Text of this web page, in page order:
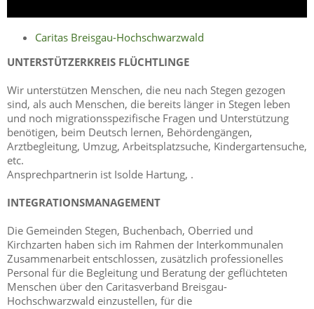
Caritas Breisgau-Hochschwarzwald
UNTERSTÜTZERKREIS FLÜCHTLINGE
Wir unterstützen Menschen, die neu nach Stegen gezogen
sind, als auch Menschen, die bereits länger in Stegen leben
und noch migrationsspezifische Fragen und Unterstützung
benötigen, beim Deutsch lernen, Behördengängen,
Arztbegleitung, Umzug, Arbeitsplatzsuche, Kindergartensuche,
etc.
Ansprechpartnerin ist Isolde Hartung, .
INTEGRATIONSMANAGEMENT
Die Gemeinden Stegen, Buchenbach, Oberried und
Kirchzarten haben sich im Rahmen der Interkommunalen
Zusammenarbeit entschlossen, zusätzlich professionelles
Personal für die Begleitung und Beratung der geflüchteten
Menschen über den Caritasverband Breisgau-
Hochschwarzwald einzustellen, für die